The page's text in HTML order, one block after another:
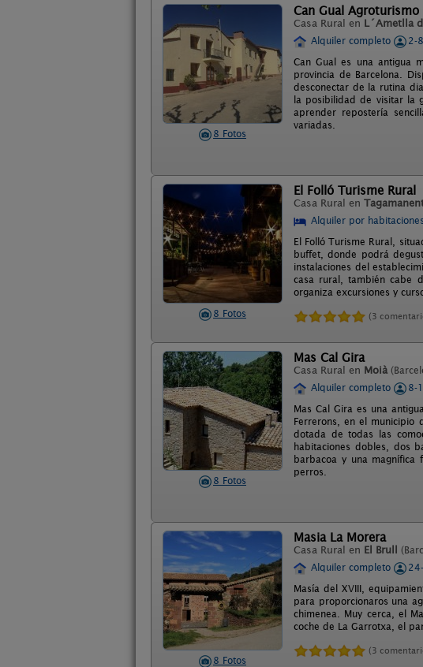
8 Fotos
Can Gual Agroturismo
Casa Rural en L´Ametlla
Alquiler completo
2-
Can Gual es una antigua
provincia de Barcelona.
desconectar de la rutina
la posibilidad de visitar la
aprender repostería
variadas.
8 Fotos
El Folló Turisme Rural
Casa Rural en
Alquiler por habitaciones
El Folló Turisme Rural,
buffet, donde podrá
instalaciones del
casa rural, también cabe
organiza excursiones y
(3
8 Fotos
Mas Cal Gira
Casa Rural en Moià
Alquiler completo
8-
Mas Cal Gira es una
Ferrerons, en el municipio
dotada de todas las
habitaciones dobles, dos
barbacoa y una
perros.
8 Fotos
Masia La Morera
Casa Rural en El Brull
Alquiler completo
Masía del XVIII,
para proporcionaros una
chimenea. Muy cerca, el
coche de La Garrotxa, el
(3